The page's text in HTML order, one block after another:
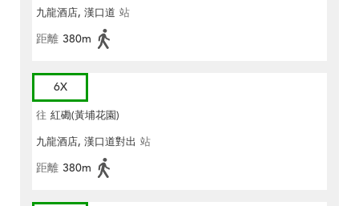
九龍酒店, 漢口道 站
距離 380m
6X
往 紅磡(黃埔花園)
九龍酒店, 漢口道對出 站
距離 380m